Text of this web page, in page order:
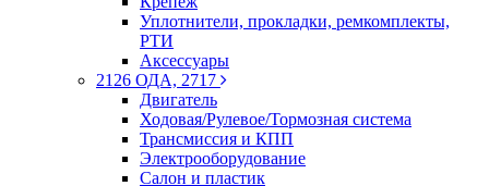
Уплотнители, прокладки, ремкомплекты,
РТИ
Аксессуары
2126 ОДА, 2717
Двигатель
Ходовая/Рулевое/Тормозная система
Трансмиссия и КПП
Электрооборудование
Салон и пластик